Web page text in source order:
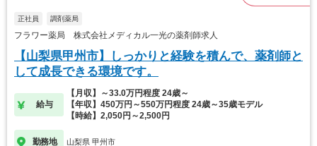
正社員 調剤薬局
フラワー薬局 株式会社メディカル一光の薬剤師求人
【山梨県甲州市】しっかりと経験を積んで、薬剤師と
して成長できる環境です。
給与
【月収】～33.0万円程度 24歳～
【年収】450万円～550万円程度 24歳～35歳モデル
【時給】2,050円～2,500円
勤務地 山梨県 甲州市